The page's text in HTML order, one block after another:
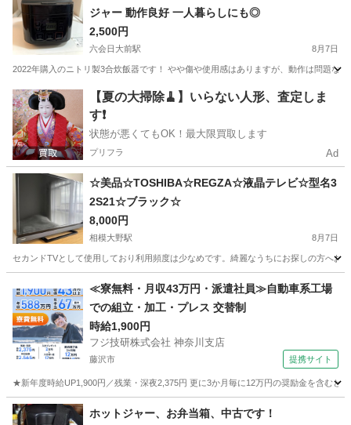
ジャー 動作良好 一人暮らしにも◎
2,500円
六会日大前駅 8月7日
2022年購入のニトリ製3合炊飯器です！ やや傷や使用感はありますが、動作は問題な
神奈川 六会日大前駅 キッチン家電 ニトリ
【夏の大掃除🧹】いらない人形、査定しま
す❗️
状態が悪くてもOK！最大限買取します
プリフラ Ad
☆美品☆TOSHIBA☆REGZA☆液晶テレビ☆型名3
2S21☆ブラック☆
8,000円
相模大野駅 8月7日
セカンドTVとして使用しており利用頻度は少なめです。綺麗なうちにお探しの方へ
相模大野駅 テレビ
≪寮無料・月収43万円・派遣社員≫自動車系工場
での組立・加工・プレス 交替制
時給1,900円
フジ技研株式会社 神奈川支店
藤沢市 提携サイト
★新年度時給UP1,900円／残業・深夜2,375円 更に3か月毎に12万円の奨励金を含む
神奈川 藤沢市 その他
ホットジャー、お弁当箱、中古です！